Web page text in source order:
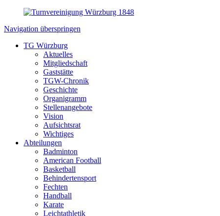
Navigation überspringen
TG Würzburg
Aktuelles
Mitgliedschaft
Gaststätte
TGW-Chronik
Geschichte
Organigramm
Stellenangebote
Vision
Aufsichtsrat
Wichtiges
Abteilungen
Badminton
American Football
Basketball
Behindertensport
Fechten
Handball
Karate
Leichtathletik